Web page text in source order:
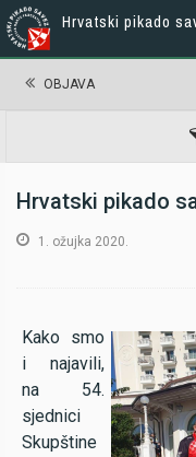
Hrvatski pikado
OBJAVA
Hrvatski pikado
1. ožujka 2020.
Kako smo
i najavili,
na 54.
sjednici
Skupštine